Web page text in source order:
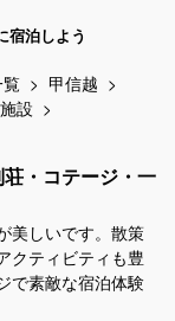
宿泊しよう
甲信越
設
・コテージ・一
美しいです。散策
クティビティも豊
で素敵な宿泊体験